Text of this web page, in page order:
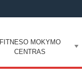
FITNESO MOKYMO
CENTRAS